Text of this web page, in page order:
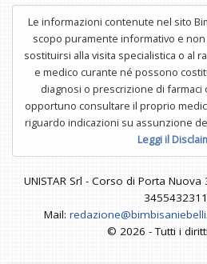
Le informazioni contenute nel sito
scopo puramente informativo e
sostituirsi alla visita specialistica o al
e medico curante né possono
diagnosi o prescrizione di farmaci
opportuno consultare il proprio
riguardo indicazioni su assunzione
Leggi il
UNISTAR Srl - Corso di Porta
Mail:
© 2026 - Tutti i